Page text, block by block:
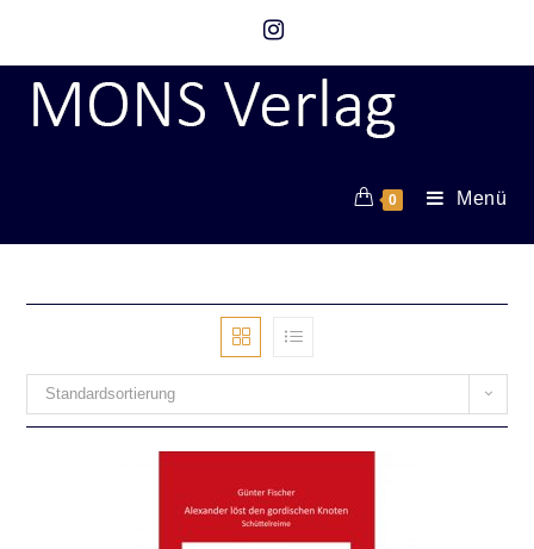
0 Menü
Standardsortierung